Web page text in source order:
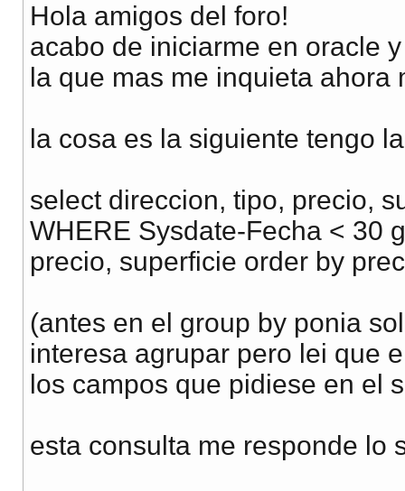
Hola amigos del foro!
acabo de iniciarme en oracle
la que mas me inquieta ahora
la cosa es la siguiente tengo
select direccion, tipo, precio,
WHERE Sysdate-Fecha < 30
precio, superficie order by
(antes en el group by ponia
interesa agrupar pero lei que
los campos que pidiese en el
esta consulta me responde lo